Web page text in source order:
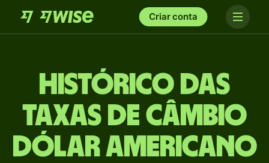
Criar conta
Histórico das
taxas de câmbio
Dólar americano